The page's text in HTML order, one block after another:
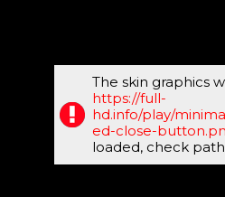
The skin graphics
https://full-
hd.info/play/
ed-close-
loaded, check